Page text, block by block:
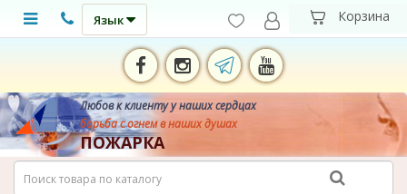
Язык
Любов к клиенту у наших сердцах
борьба с огнем в наших душах
ПОЖАРКА